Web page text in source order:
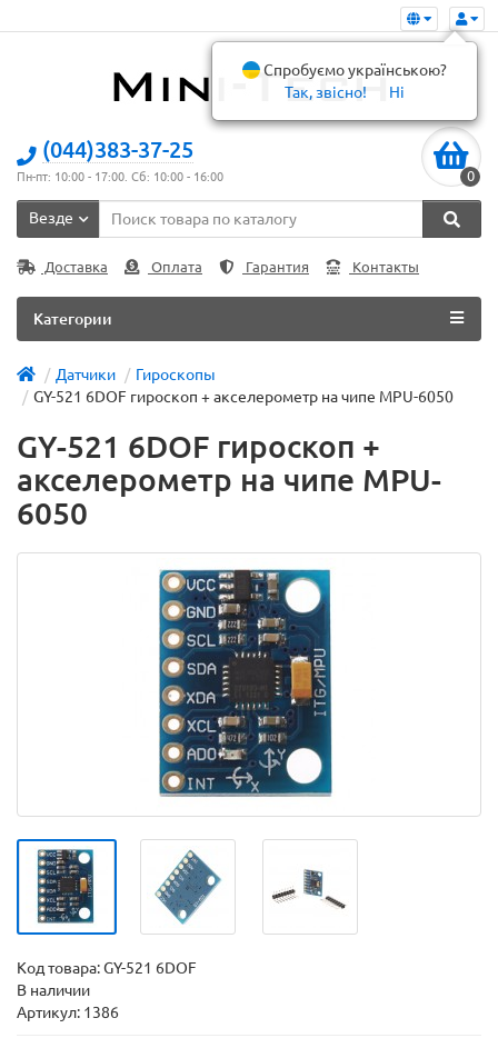
(044)383-37-25
Пн-пт: 10:00 - 17:00. Сб: 10:00 - 16:00 0
Везде
Доставка Оплата Гарантия Контакты
Категории
Датчики
Гироскопы
GY-521 6DOF гироскоп + акселерометр на чипе MPU-6050
GY-521 6DOF гироскоп +
акселерометр на чипе MPU-
6050
Код товара:GY-521 6DOF
В наличии
Артикул: 1386
Спробуємо українською?
Так, звісно!
Ні